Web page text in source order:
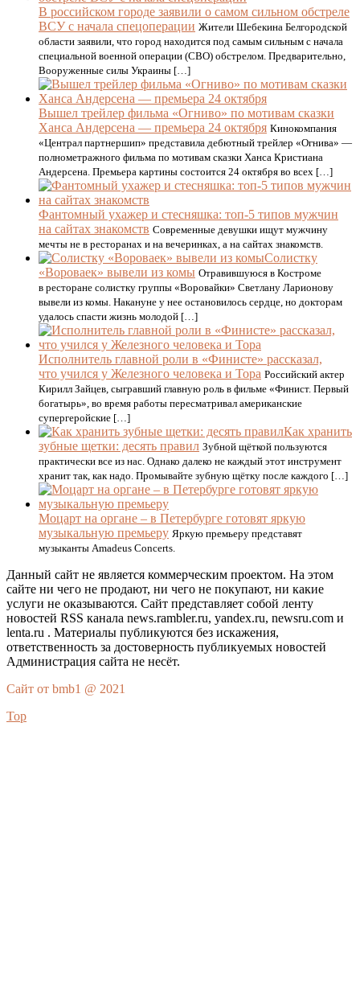
В российском городе заявили о самом сильном обстреле
ВСУ с начала спецоперации Жители Шебекина Белгородской
области заявили, что город находится под самым сильным с начала
специальной военной операции (СВО) обстрелом. Предварительно,
Вооруженные силы Украины […]
Вышел трейлер фильма «Огниво» по мотивам сказки
Ханса Андерсена — премьера 24 октября Кинокомпания
«Централ партнершип» представила дебютный трейлер «Огнива» —
полнометражного фильма по мотивам сказки Ханса Кристиана
Андерсена. Премьера картины состоится 24 октября во всех […]
Фантомный ухажер и стесняшка: топ-5 типов мужчин
на сайтах знакомств Современные девушки ищут мужчину
мечты не в ресторанах и на вечеринках, а на сайтах знакомств.
Солистку
«Вороваек» вывели из комы Отравившуюся в Костроме
в ресторане солистку группы «Воровайки» Светлану Ларионову
вывели из комы. Накануне у нее остановилось сердце, но докторам
удалось спасти жизнь молодой […]
Исполнитель главной роли в «Финисте» рассказал,
что учился у Железного человека и Тора Российский актер
Кирилл Зайцев, сыгравший главную роль в фильме «Финист. Первый
богатырь», во время работы пересматривал американские
супергеройские […]
Как хранить
зубные щетки: десять правил Зубной щёткой пользуются
практически все из нас. Однако далеко не каждый этот инструмент
хранит так, как надо. Промывайте зубную щётку после каждого […]
Моцарт на органе – в Петербурге готовят яркую
музыкальную премьеру Яркую премьеру представят
музыканты Amadeus Concerts.
Данный сайт не является коммерческим проектом. На этом
сайте ни чего не продают, ни чего не покупают, ни какие
услуги не оказываются. Сайт представляет собой ленту
новостей RSS канала news.rambler.ru, yandex.ru, newsru.com и
lenta.ru . Материалы публикуются без искажения,
ответственность за достоверность публикуемых новостей
Администрация сайта не несёт.
Сайт от bmb1 @ 2021
Top